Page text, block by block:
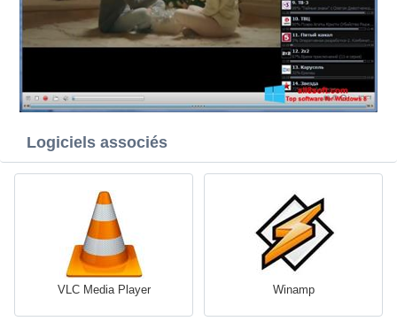
Logiciels associés
VLC Media Player Winamp